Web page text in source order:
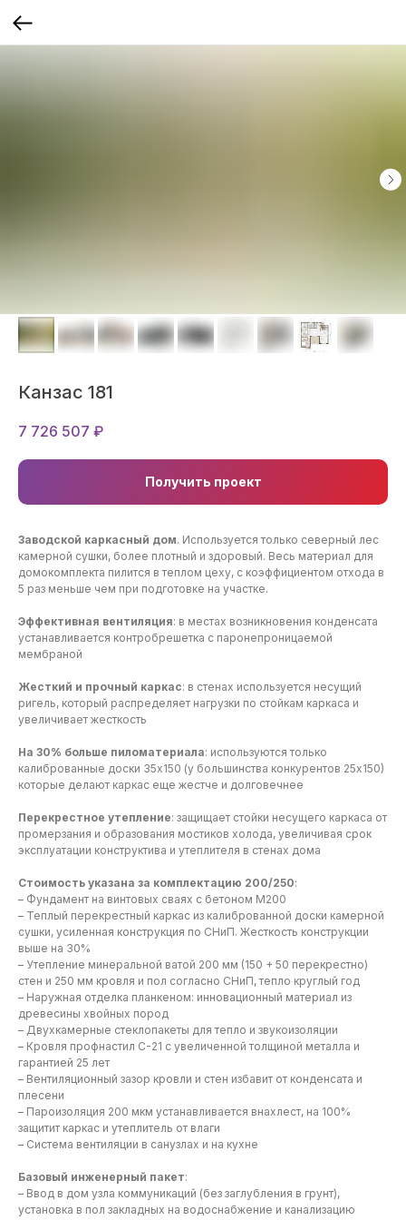
Канзас 181
7 726 507 ₽
Получить проект
Заводской каркасный дом. Используется только северный лес
камерной сушки, более плотный и здоровый. Весь материал для
домокомплекта пилится в теплом цеху, с коэффициентом отхода в
5 раз меньше чем при подготовке на участке.
Эффективная вентиляция: в местах возникновения конденсата
устанавливается контробрешетка с паронепроницаемой
мембраной
Жесткий и прочный каркас: в стенах используется несущий
ригель, который распределяет нагрузки по стойкам каркаса и
увеличивает жесткость
На 30% больше пиломатериала: используются только
калиброванные доски 35х150 (у большинства конкурентов 25х150)
которые делают каркас еще жестче и долговечнее
Перекрестное утепление: защищает стойки несущего каркаса от
промерзания и образования мостиков холода, увеличивая срок
эксплуатации конструктива и утеплителя в стенах дома
Стоимость указана за комплектацию 200/250:
– Фундамент на винтовых сваях с бетоном М200
– Теплый перекрестный каркас из калиброванной доски камерной
сушки, усиленная конструкция по СНиП. Жесткость конструкции
выше на 30%
– Утепление минеральной ватой 200 мм (150 + 50 перекрестно)
стен и 250 мм кровля и пол согласно СНиП, тепло круглый год
– Наружная отделка планкеном: инновационный материал из
древесины хвойных пород
– Двухкамерные стеклопакеты для тепло и звукоизоляции
– Кровля профнастил С-21 с увеличенной толщиной металла и
гарантией 25 лет
– Вентиляционный зазор кровли и стен избавит от конденсата и
плесени
– Пароизоляция 200 мкм устанавливается внахлест, на 100%
защитит каркас и утеплитель от влаги
– Система вентиляции в санузлах и на кухне
Базовый инженерный пакет:
– Ввод в дом узла коммуникаций (без заглубления в грунт),
установка в пол закладных на водоснабжение и канализацию